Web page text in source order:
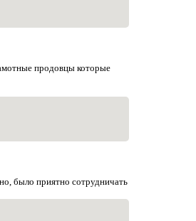
продовцы которые
было приятно сотрудничать